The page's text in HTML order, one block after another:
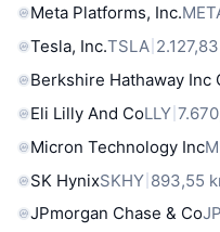
Meta Platforms, Inc.
Tesla, Inc.TSLA
Berkshire Hathaway Inc
Eli Lilly And CoLLY
Micron Technology Inc
SK HynixSKHY 893,55
JPmorgan Chase & Co